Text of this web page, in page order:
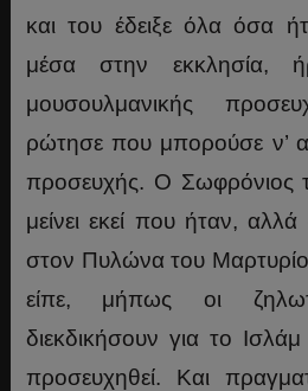
και του έδειξε όλα όσα
μέσα στην
μουσουλμανικής
ρώτησε που μπορούσε ν’
προσευχής. Ο Σωφρόνιος
μείνει εκεί που ήταν,
στον Πυλώνα του
είπε, μήπως οι
διεκδικήσουν για το
προσευχηθεί. Και